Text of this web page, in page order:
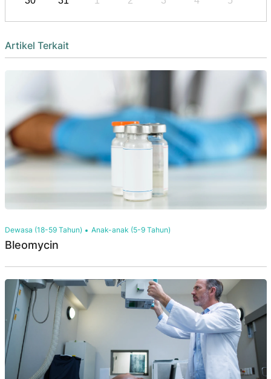
Artikel Terkait
Dewasa (18-59 Tahun) Anak-anak (5-9 Tahun)
Bleomycin